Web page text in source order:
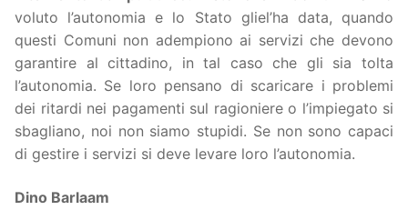
voluto l’autonomia e lo Stato gliel’ha data, quando
questi Comuni non adempiono ai servizi che devono
garantire al cittadino, in tal caso che gli sia tolta
l’autonomia. Se loro pensano di scaricare i problemi
dei ritardi nei pagamenti sul ragioniere o l’impiegato si
sbagliano, noi non siamo stupidi. Se non sono capaci
di gestire i servizi si deve levare loro l’autonomia.
Dino Barlaam